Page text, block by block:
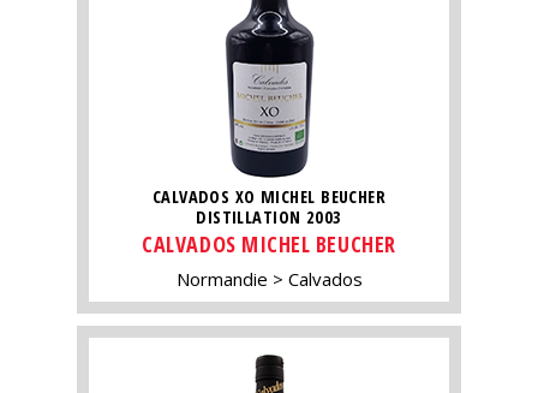
CALVADOS XO MICHEL BEUCHER
DISTILLATION 2003
CALVADOS MICHEL BEUCHER
Normandie Calvados